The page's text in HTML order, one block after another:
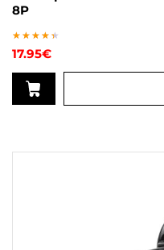
8P
Ocenjeno
4.00
17.95€